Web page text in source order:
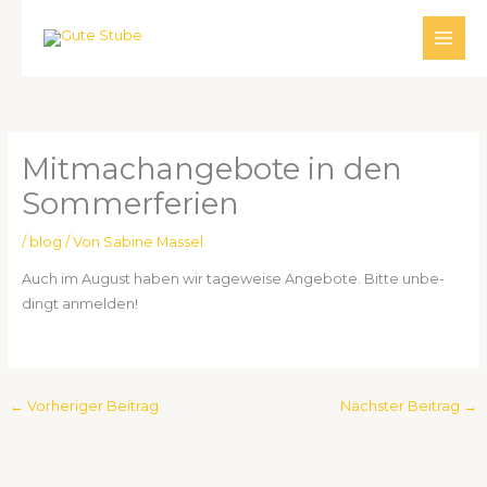
Mit­ma­ch­an­ge­bo­te in den
Som­mer­fe­ri­en
/ blog / Von Sabine Massel
Auch im August haben wir tage­wei­se Ange­bo­te. Bit­te unbe­
dingt anmel­den!
← Vorheriger Beitrag Nächster Beitrag →